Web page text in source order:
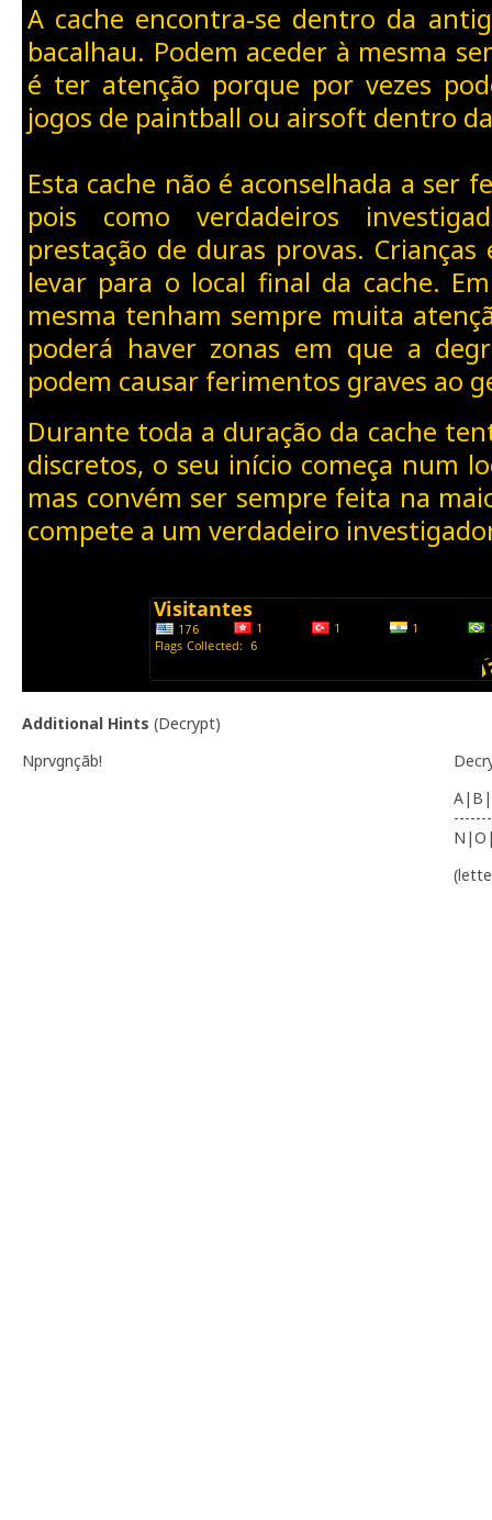
A cache encontra-se dentro da
bacalhau. Podem aceder à mesma
é ter atenção porque por vezes
jogos de paintball ou airsoft dentro
Esta cache não é aconselhada a ser
pois como verdadeiros
prestação de duras provas.
levar para o local final da cache.
mesma tenham sempre muita
poderá haver zonas em que a
podem causar ferimentos graves ao
Durante toda a duração da cache
discretos, o seu início começa num
mas convém ser sempre feita na
compete a um verdadeiro
Additional Hints (Decrypt)
Nprvgnçãb!